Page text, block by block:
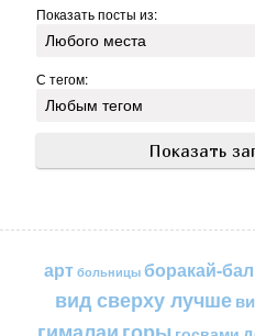
Показать посты из:
С тегом:
арт больницы боракай-
вид сверху лучше